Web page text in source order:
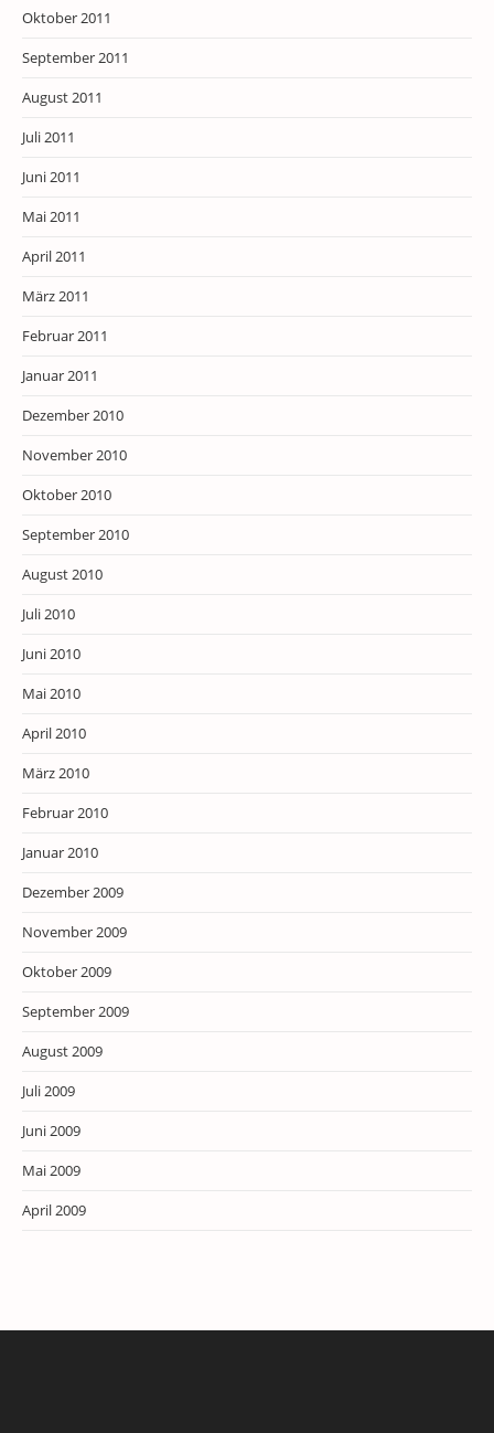
Oktober 2011
September 2011
August 2011
Juli 2011
Juni 2011
Mai 2011
April 2011
März 2011
Februar 2011
Januar 2011
Dezember 2010
November 2010
Oktober 2010
September 2010
August 2010
Juli 2010
Juni 2010
Mai 2010
April 2010
März 2010
Februar 2010
Januar 2010
Dezember 2009
November 2009
Oktober 2009
September 2009
August 2009
Juli 2009
Juni 2009
Mai 2009
April 2009